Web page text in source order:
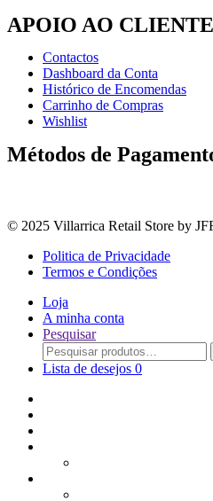
APOIO AO CLIENTE
Contactos
Dashboard da Conta
Histórico de Encomendas
Carrinho de Compras
Wishlist
Métodos de
© 2025 Villarrica Retail Store by
Politica de Privacidade
Termos e Condições
Loja
A minha conta
Pesquisar
Procurar
por:
Lista de desejos 0